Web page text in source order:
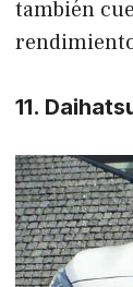
también
11.